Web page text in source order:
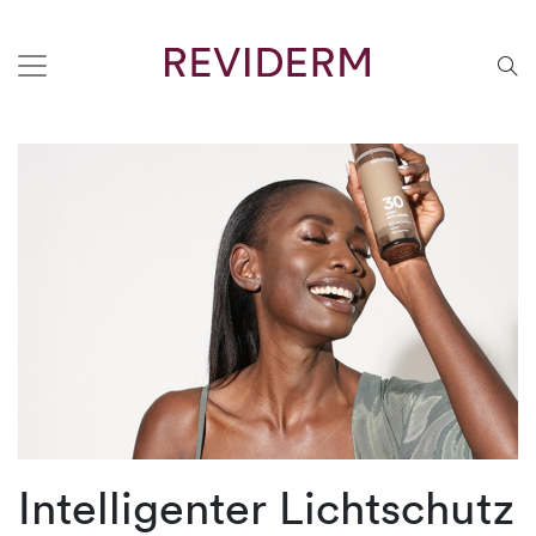
Intelligenter Lichtschutz